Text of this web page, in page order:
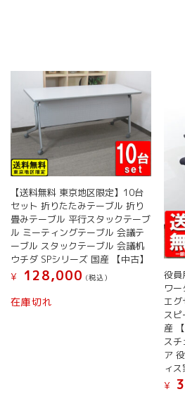
【送料無料 東京地区限定】10台
セット 折りたたみテーブル 折り
畳みテーブル 平行スタックテーブ
ル ミーティングテーブル 会議テ
ーブル スタックテーブル 会議机
ウチダ SPシリーズ 国産 【中古】
¥
128,000 (税込）
在庫切れ
役員
ワ
エ
ス
産
ス
ア
ィス
¥